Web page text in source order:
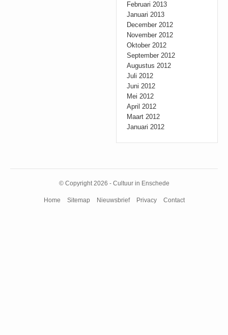
Februari 2013
Januari 2013
December 2012
November 2012
Oktober 2012
September 2012
Augustus 2012
Juli 2012
Juni 2012
Mei 2012
April 2012
Maart 2012
Januari 2012
© Copyright 2026 - Cultuur in Enschede
Home Sitemap Nieuwsbrief Privacy Contact